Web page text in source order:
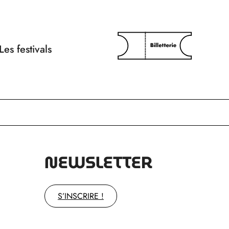
festivals
NEWSLETTER
S’INSCRIRE !